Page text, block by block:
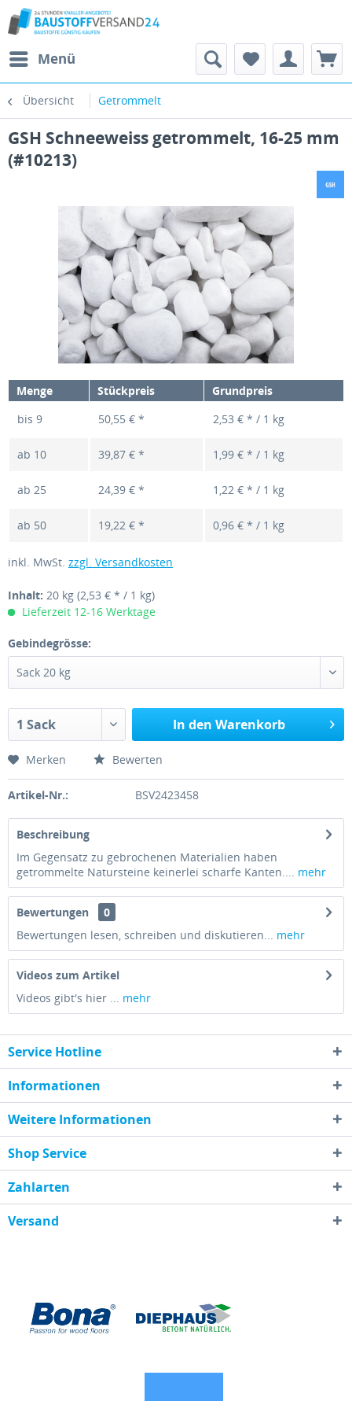
Menü
Übersicht Getrommelt
GSH Schneeweiss getrommelt, 16-25 mm
(#10213)
Menge Stückpreis
Grundpreis
bis 9 50,55 € * 2,53 € * / 1 kg
ab 10 39,87 € * 1,99 € * / 1 kg
ab 25 24,39 € * 1,22 € * / 1 kg
ab 50 19,22 € * 0,96 € * / 1 kg
inkl. MwSt. zzgl. Versandkosten
Inhalt: 20 kg (2,53 € * / 1 kg)
Lieferzeit 12-16 Werktage
Gebindegrösse:
In den Warenkorb
Merken Bewerten
Artikel-Nr.: BSV2423458
Beschreibung
Im Gegensatz zu gebrochenen Materialien haben
getrommelte Natursteine keinerlei scharfe Kanten.... mehr
Bewertungen
0
Bewertungen lesen, schreiben und diskutieren... mehr
Videos zum Artikel
Videos gibt's hier ... mehr
Service Hotline
Informationen
Weitere Informationen
Shop Service
Zahlarten
Versand